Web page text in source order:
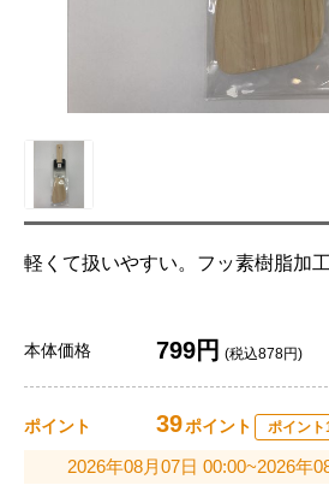
軽くて扱いやすい。フッ素樹脂加
本体価格 799円 (税込878円)
ポイント 39ポイント ポイント
2026年08月07日 00:00~2026年